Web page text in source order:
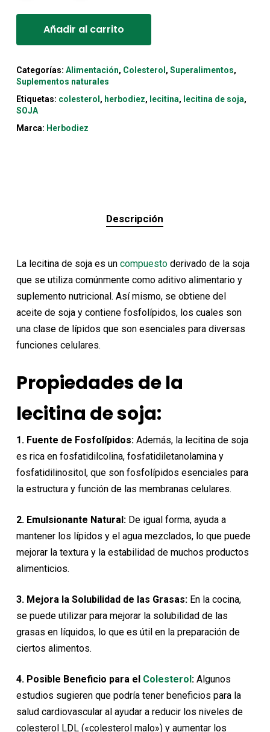
Añadir al carrito
Categorías: Alimentación, Colesterol , Superalimentos,
Suplementos naturales
Etiquetas: colesterol , herbodiez, lecitina, lecitina de soja,
SOJA
Marca: Herbodiez
Descripción
La lecitina de soja es un compuestoderivado de la soja
que se utiliza comúnmente como aditivo alimentario y
suplemento nutricional. Así mismo, se obtiene del
aceite de soja y contiene fosfolípidos, los cuales son
una clase de lípidos que son esenciales para diversas
funciones celulares.
Propiedades de la
lecitina de soja:
1. Fuente de Fosfolípidos:Además, la lecitina de soja
es rica en fosfatidilcolina, fosfatidiletanolamina y
fosfatidilinositol, que son fosfolípidos esenciales para
la estructura y función de las membranas celulares.
2. Emulsionante Natural:De igual forma, ayuda a
mantener los lípidos y el agua mezclados, lo que puede
mejorar la textura y la estabilidad de muchos productos
alimenticios.
3. Mejora la Solubilidad de las Grasas:En la cocina,
se puede utilizar para mejorar la solubilidad de las
grasas en líquidos, lo que es útil en la preparación de
ciertos alimentos.
4. Posible Beneficio para el Colesterol:Algunos
estudios sugieren que podría tener beneficios para la
salud cardiovascular al ayudar a reducir los niveles de
colesterol LDL («colesterol malo») y aumentar los